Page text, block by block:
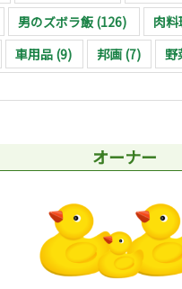
男のズボラ飯(126) 肉料
車用品(9) 邦画(7) 野
オーナー